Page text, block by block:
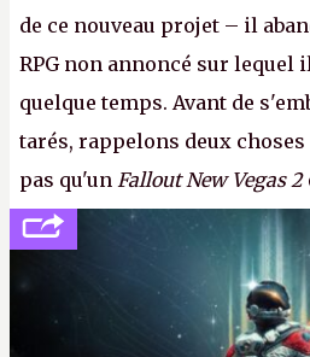
de ce nouveau projet – il
RPG non annoncé sur
quelque temps. Avant de
tarés, rappelons deux
pas qu'un Fallout New Vegas 2
développement (pour ce que
peut-être sur
Fallout Football
Lapins Crétins) et l'Obsidian
le même studio qu'il y a 15